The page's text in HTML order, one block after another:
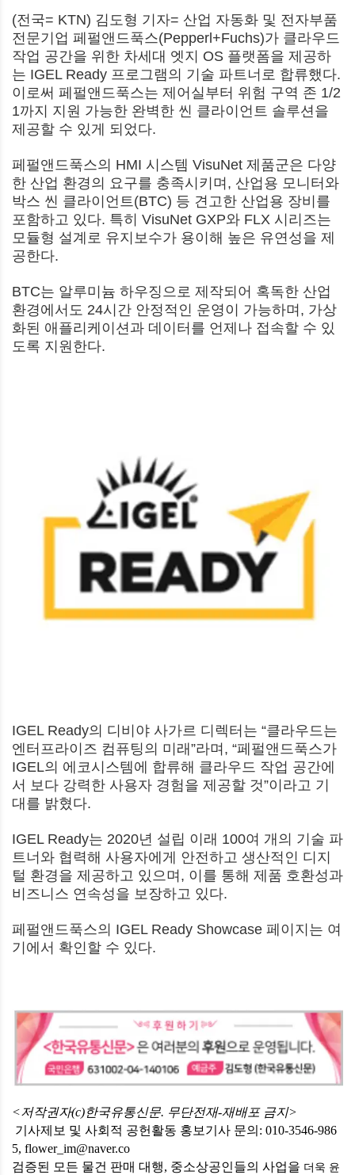
(전국= KTN) 김도형 기자= 산업 자동화 및 전자부품
전문기업 페펄앤드푹스(Pepperl+Fuchs)가 클라우드
작업 공간을 위한 차세대 엣지 OS 플랫폼을 제공하
는 IGEL Ready 프로그램의 기술 파트너로 합류했다.
이로써 페펄앤드푹스는 제어실부터 위험 구역 존 1/2
1까지 지원 가능한 완벽한 씬 클라이언트 솔루션을
제공할 수 있게 되었다.
페펄앤드푹스의 HMI 시스템 VisuNet 제품군은 다양
한 산업 환경의 요구를 충족시키며, 산업용 모니터와
박스 씬 클라이언트(BTC) 등 견고한 산업용 장비를
포함하고 있다. 특히 VisuNet GXP와 FLX 시리즈는
모듈형 설계로 유지보수가 용이해 높은 유연성을 제
공한다.
BTC는 알루미늄 하우징으로 제작되어 혹독한 산업
환경에서도 24시간 안정적인 운영이 가능하며, 가상
화된 애플리케이션과 데이터를 언제나 접속할 수 있
도록 지원한다.
IGEL Ready의 디비야 사가르 디렉터는 “클라우드는
엔터프라이즈 컴퓨팅의 미래”라며, “페펄앤드푹스가
IGEL의 에코시스템에 합류해 클라우드 작업 공간에
서 보다 강력한 사용자 경험을 제공할 것”이라고 기
대를 밝혔다.
IGEL Ready는 2020년 설립 이래 100여 개의 기술 파
트너와 협력해 사용자에게 안전하고 생산적인 디지
털 환경을 제공하고 있으며, 이를 통해 제품 호환성과
비즈니스 연속성을 보장하고 있다.
페펄앤드푹스의 IGEL Ready Showcase 페이지는 여
기에서 확인할 수 있다.
<저작권자(c)한국유통신문. 무단전재-재배포 금지>
기사제보 및 사회적 공헌활동 홍보기사 문의: 010-3546-986
5, flower_im@naver.co
검증된 모든 물건 판매 대행, 중소상공인들의 사업을 더욱 윤